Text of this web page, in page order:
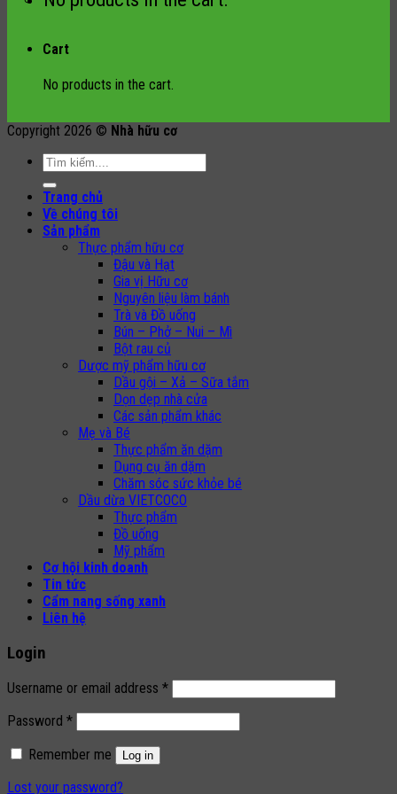
Cart
No products in the cart.
Copyright 2026 © Nhà hữu cơ
Search
Trang chủ
Về chúng tôi
Sản phẩm
Thực phẩm hữu cơ
Đậu và Hạt
Gia vị Hữu cơ
Nguyên liệu làm bánh
Trà và Đồ uống
Bún – Phở – Nui – Mì
Bột rau củ
Dược mỹ phẩm hữu cơ
Dầu gội – Xả – Sữa tắm
Dọn dẹp nhà cửa
Các sản phẩm khác
Mẹ và Bé
Thực phẩm ăn dặm
Dụng cụ ăn dặm
Chăm sóc sức khỏe bé
Dầu dừa VIETCOCO
Thực phẩm
Đồ uống
Mỹ phẩm
Cơ hội kinh doanh
Tin tức
Cẩm nang sống xanh
Liên hệ
Login
Username or email address *
Password *
Remember me
Log in
Lost your password?